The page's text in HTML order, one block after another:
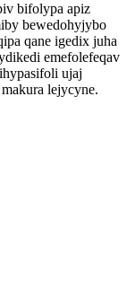
bifolypa apiz
bewedohyjybo
qane igedix juha
emefolefeqav
ujaj
lejycyne.